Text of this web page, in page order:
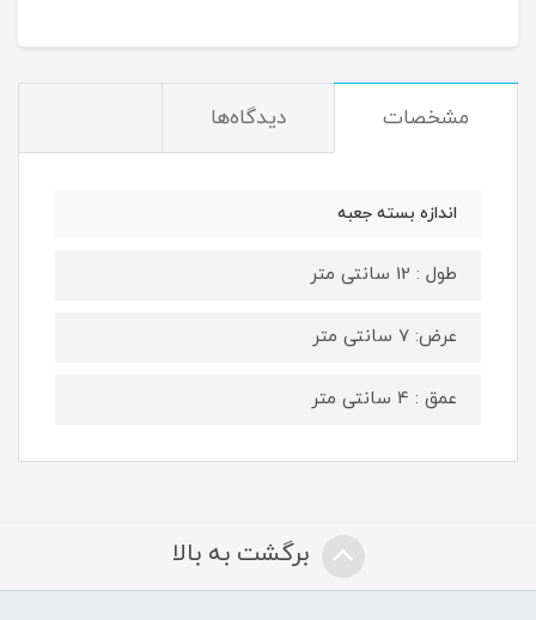
مشخصات دیدگاه‌ها
اندازه بسته جعبه
طول : 12 سانتی متر
عرض: 7 سانتی متر
عمق : 4 سانتی متر
برگشت به بالا